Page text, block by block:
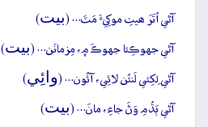
آڻي اُتَرَ ھيٺِ موکِيءَ مَٽَ… (بيت)
آڻي جهوڪِئا جهوڪَ ۾، مِزمانَن… (بيت)
آڻي لِکِئي لَنئُن لائِي، آئُون… (وائِي)
آڻي ٻَڌُمِ وَڻَ جاءِ، مانَ… (بيت)